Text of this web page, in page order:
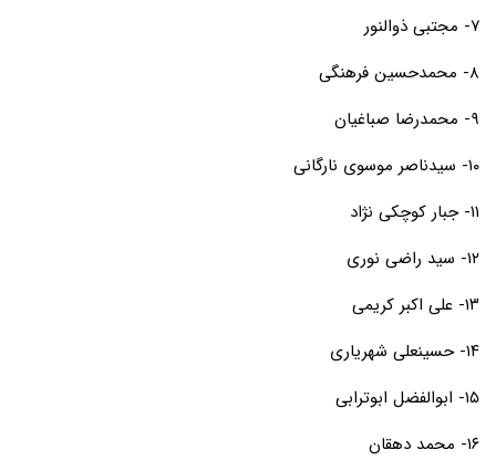
۷- مجتبی ذوالنور
۸- محمدحسین فرهنگی
۹- محمدرضا صباغیان
۱۰- سیدناصر موسوی نارگانی
۱۱- جبار کوچکی نژاد
۱۲- سید راضی نوری
۱۳- علی اکبر کریمی
۱۴- حسینعلی شهریاری
۱۵- ابوالفضل ابوترابی
۱۶- محمد دهقان